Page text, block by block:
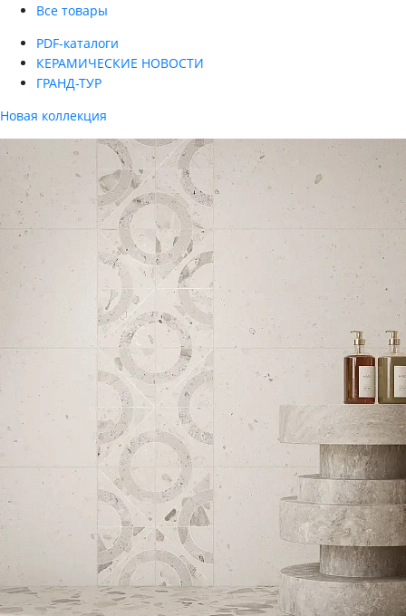
Все товары
PDF-каталоги
КЕРАМИЧЕСКИЕ НОВОСТИ
ГРАНД-ТУР
Новая коллекция